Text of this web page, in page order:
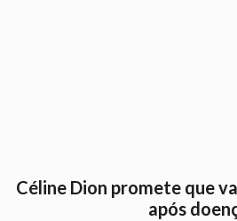
Céline Dion promete que
após